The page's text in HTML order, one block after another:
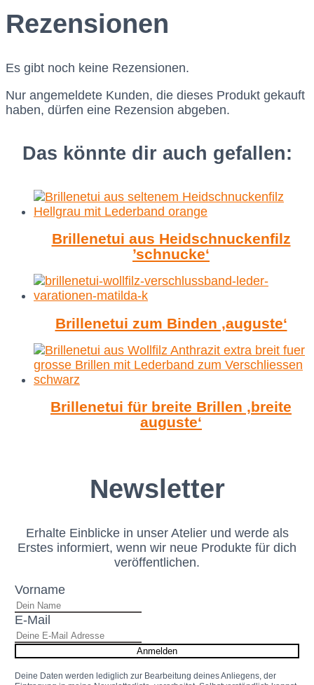
Rezensionen
Es gibt noch keine Rezensionen.
Nur angemeldete Kunden, die dieses Produkt gekauft
haben, dürfen eine Rezension abgeben.
Das könnte dir auch gefallen:
Brillenetui aus Heidschnuckenfilz
’schnucke‘
Brillenetui zum Binden ‚auguste‘
Brillenetui für breite Brillen ‚breite
auguste‘
Newsletter
Erhalte Einblicke in unser Atelier und werde als
Erstes informiert, wenn wir neue Produkte für dich
veröffentlichen.
Vorname
E-Mail
Anmelden
Deine Daten werden lediglich zur Bearbeitung deines Anliegens, der